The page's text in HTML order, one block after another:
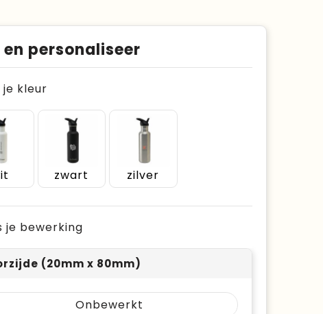
en personaliseer
je kleur
zwart zilver
je bewerking
(20mm x 80mm)
Onbewerkt